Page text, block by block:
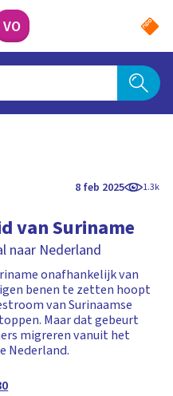
VO
8 feb 2025 1.3k
van Suriname
naar Nederland
onafhankelijk van
benen te zetten hoopt
van Surinaamse
Maar dat gebeurt
migreren vanuit het
Nederland.